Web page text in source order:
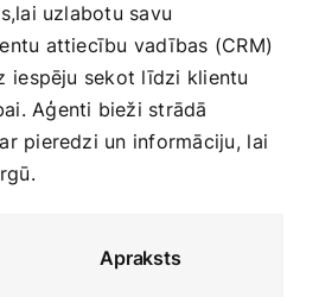
uzlabotu savu
attiecību vadības (CRM)
⁢iespēju sekot ​līdzi klientu
Aģenti bieži strādā
pieredzi un informāciju,⁣ lai
Apraksts